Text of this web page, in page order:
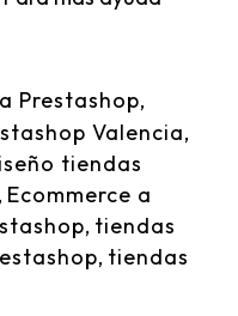
Prestashop,
Valencia,
tiendas
, Ecommerce a
, tiendas
, tiendas